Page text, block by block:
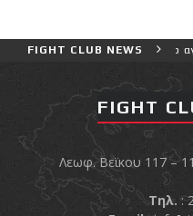
Οι αθλητές
του Fight
Club Galatsi
ολοκλήρωσαν με επιτυχία
τις καλοκαιρινές
FIGHT CLUB NEWS
και πιο δύσκολο
FIGHT
Λεωφ. Βεϊκου 117 –
Τηλ. :